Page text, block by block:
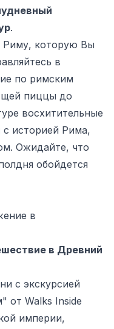
.
Риму, которую Вы
в
по римским
пиццы до
восхитительные
с историей Рима,
Ожидайте, что
обойдется
в
в Древний
с экскурсией
от Walks Inside
империи,